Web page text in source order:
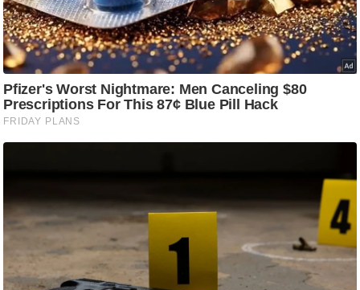
आ
र
.
आ
ई
.
चा
र
स
क्षा